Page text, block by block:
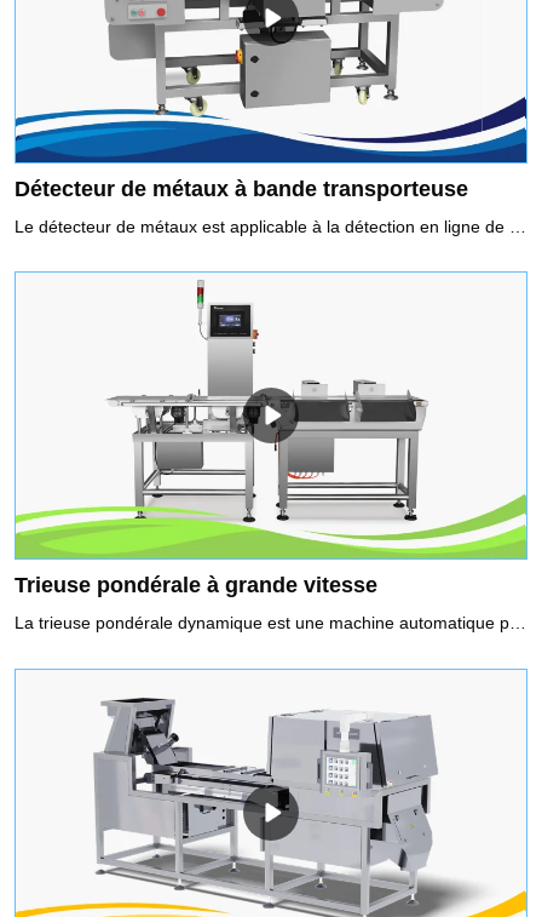
Détecteur de métaux à bande transporteuse
Trieuse pondérale à grande vitesse
La trieuse pondérale dynamique est une machine automatique pour vérifier le poids des produits emballés via le capteur et la technologie de traitement numérique du signal. Un système de trieuse pondérale à grande vitesse vérifiera le poids des produits tout en se déplaçant à grande vitesse, rejetant tous les produits qui sont supérieurs ou inférieurs au poids défini. Il est largement utilisé dans les produits pharmaceutiques, les produits alimentaires, les produits de soins personnels et les industries légères pour le contrôle du poids en ligne afin de garantir la qualité du produit.Utilisation recommandée des systèmes de tri pondéral1. Vérification des emballages sous/surpoids, respect de la réglementation sur le préemballage2. Vérification des composants manquants pour garantir l'exhaustivité du produit3. Contrôle de la qualité, les données de poids de chaque produit sont enregistrées4. Classification des produits au poids5. Réalisation d'une boucle de retour d'informations sur le poids, optimisation des processus de remplissage et de dosage